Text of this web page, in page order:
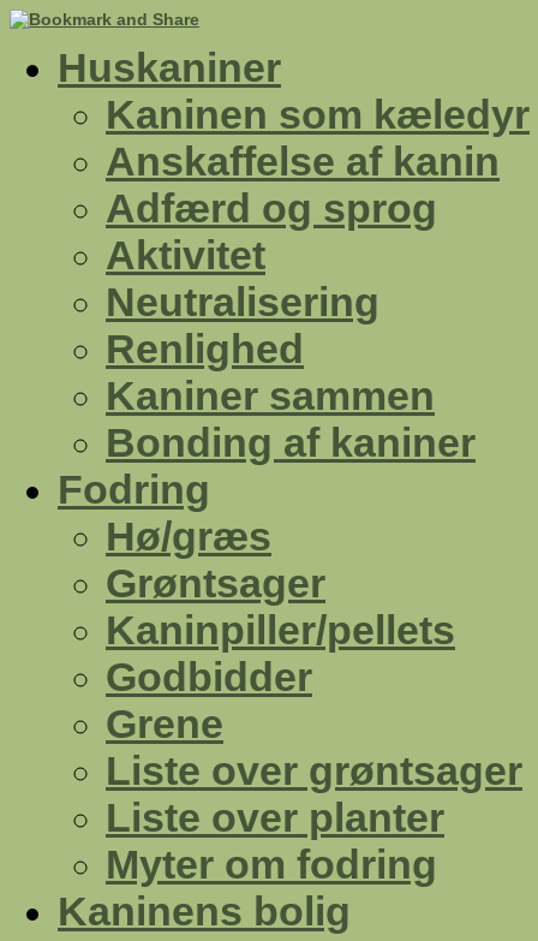
Huskaniner
Kaninen som kæledyr
Anskaffelse af kanin
Adfærd og sprog
Aktivitet
Neutralisering
Renlighed
Kaniner sammen
Bonding af kaniner
Fodring
Hø/græs
Grøntsager
Kaninpiller/pellets
Godbidder
Grene
Liste over grøntsager
Liste over planter
Myter om fodring
Kaninens bolig